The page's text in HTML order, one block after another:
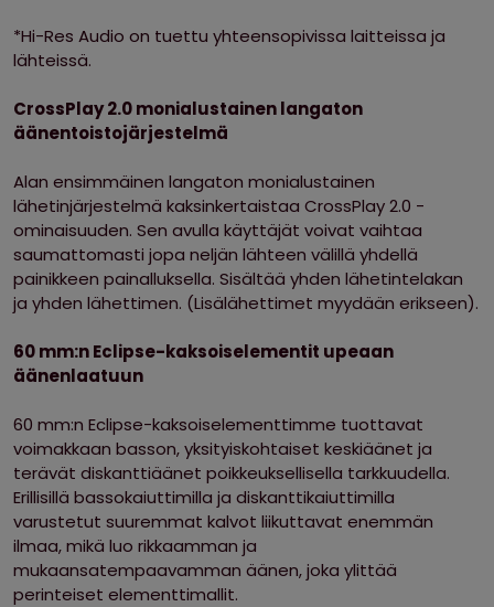
*Hi-Res Audio on tuettu yhteensopivissa laitteissa ja
lähteissä.
CrossPlay 2.0 monialustainen langaton
äänentoistojärjestelmä
Alan ensimmäinen langaton monialustainen
lähetinjärjestelmä kaksinkertaistaa CrossPlay 2.0 -
ominaisuuden. Sen avulla käyttäjät voivat vaihtaa
saumattomasti jopa neljän lähteen välillä yhdellä
painikkeen painalluksella. Sisältää yhden lähetintelakan
ja yhden lähettimen. (Lisälähettimet myydään erikseen).
60 mm:n Eclipse-kaksoiselementit upeaan
äänenlaatuun
60 mm:n Eclipse-kaksoiselementtimme tuottavat
voimakkaan basson, yksityiskohtaiset keskiäänet ja
terävät diskanttiäänet poikkeuksellisella tarkkuudella.
Erillisillä bassokaiuttimilla ja diskanttikaiuttimilla
varustetut suuremmat kalvot liikuttavat enemmän
ilmaa, mikä luo rikkaamman ja
mukaansatempaavamman äänen, joka ylittää
perinteiset elementtimallit.